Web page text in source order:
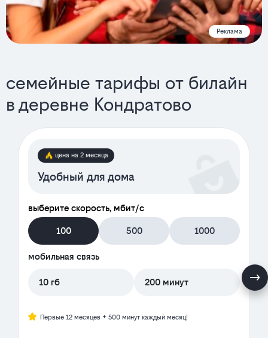
Реклама
семейные тарифы от билайн
в деревне Кондратово
цена на 2 месяца
Удобный для дома
выберите скорость, мбит/с
100 500 1000
мобильная связь
10 гб 200 минут
Первые 12 месяцев + 500 минут каждый месяц!